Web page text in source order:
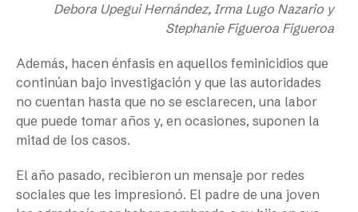
Debora Upegui Hernández, Irma Lugo Nazario y
Stephanie Figueroa Figueroa
Además, hacen énfasis en aquellos feminicidios que
continúan bajo investigación y que las autoridades
no cuentan hasta que no se esclarecen, una labor
que puede tomar años y, en ocasiones, suponen la
mitad de los casos.
El año pasado, recibieron un mensaje por redes
sociales que les impresionó. El padre de una joven